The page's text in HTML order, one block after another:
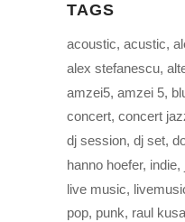
TAGS
acoustic acustic
alex stefanescu
amzei5 amzei 5
concert concert
dj session dj set
hanno hoefer indie
live music
pop punk raul